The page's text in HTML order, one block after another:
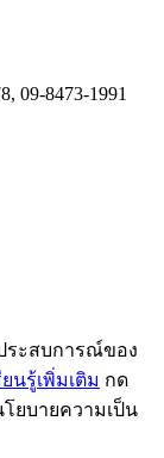
09-8473-1991
ระสบการณ์ของ
นรู้เพิ่มเติม กด
ยบายความเป็น